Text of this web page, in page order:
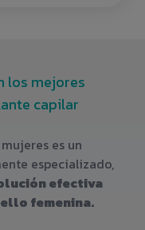
los mejores
capilar
es un
especializado,
efectiva
femenina.